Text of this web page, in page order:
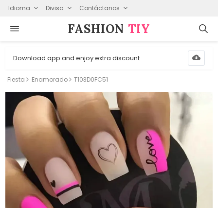
Idioma Divisa Contáctanos
FASHION⁠ TIY
Download app and enjoy extra discount
Fiesta Enamorado T103D0FC51